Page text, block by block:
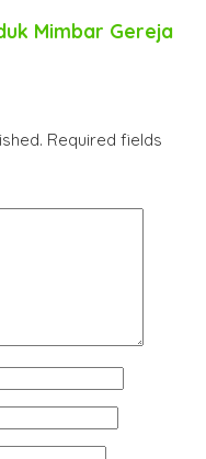
Mimbar Gereja
Required fields